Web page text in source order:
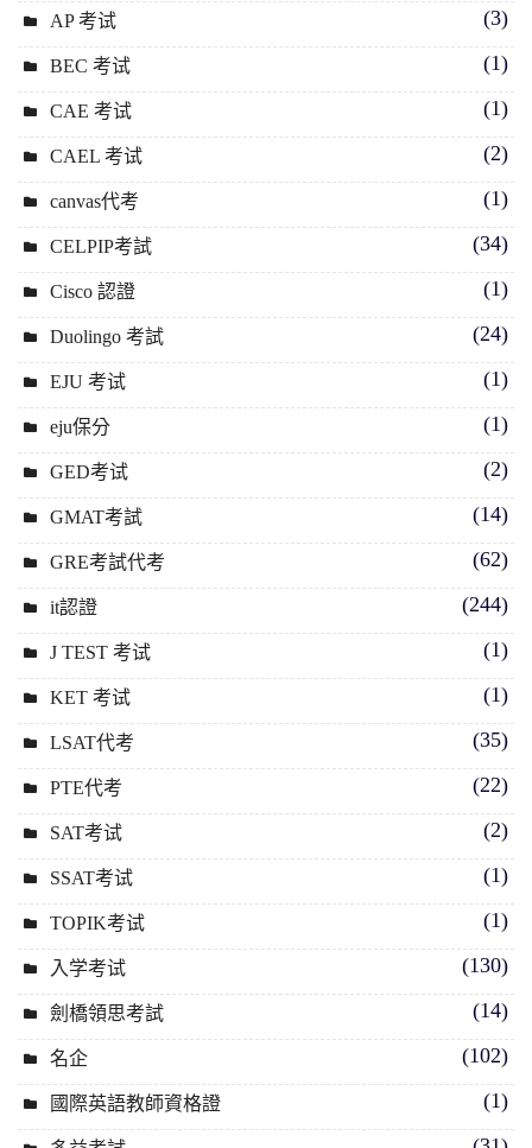
AP 考试 (3)
BEC 考试 (1)
CAE 考试 (1)
CAEL 考试 (2)
canvas代考 (1)
CELPIP考試 (34)
Cisco 認證 (1)
Duolingo 考試 (24)
EJU 考试 (1)
eju保分 (1)
GED考试 (2)
GMAT考試 (14)
GRE考試代考 (62)
it認證 (244)
J TEST 考试 (1)
KET 考试 (1)
LSAT代考 (35)
PTE代考 (22)
SAT考试 (2)
SSAT考试 (1)
TOPIK考试 (1)
入学考试 (130)
劍橋領思考試 (14)
名企 (102)
國際英語教師資格證 (1)